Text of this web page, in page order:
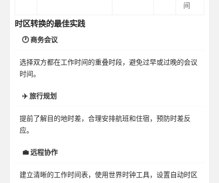
间
时区转换的最佳实践
🕐 商务会议
选择双方都在工作时间的重叠时段，避免过早或过晚的会议
时间。
✈️ 旅行规划
提前了解目的地时差，合理安排航班和住宿，预防时差反
应。
💼 远程协作
建立清晰的工作时间表，使用世界时钟工具，设置自动时区